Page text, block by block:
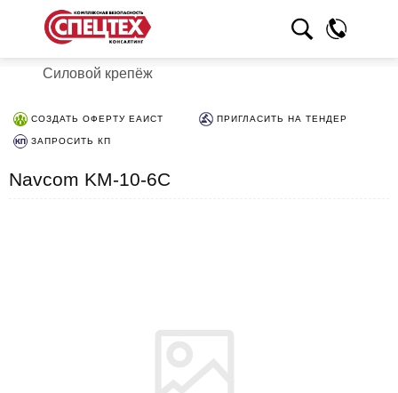
Силовой крепёж
СОЗДАТЬ ОФЕРТУ ЕАИСТ ПРИГЛАСИТЬ НА ТЕНДЕР
ЗАПРОСИТЬ КП
Navcom KM-10-6C